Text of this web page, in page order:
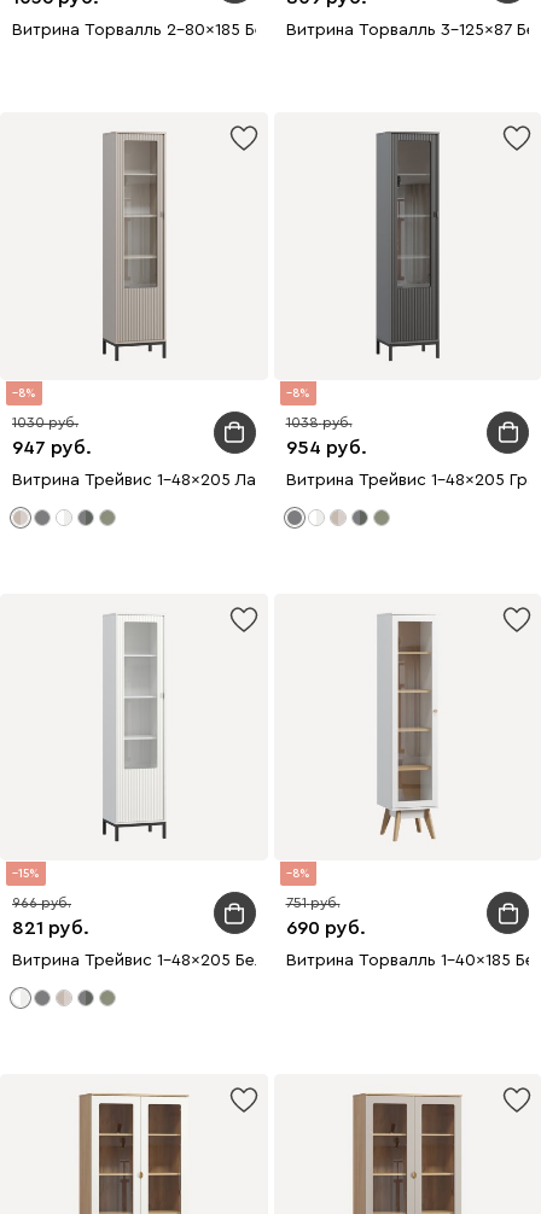
Витрина Торвалль 2-80x185 БелыйВитрина Торвалль 3-125x87
8
947
1030
Витрина Трейвис 1-48x205 Латте
8
954
1038
Витрина Трейвис 1-48x205
15
821
966
Витрина Трейвис 1-48x205 Белый
8
690
751
Витрина Торвалль 1-40x185